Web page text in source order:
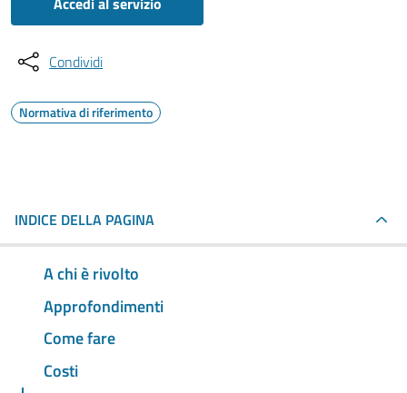
Condividi
Normativa di riferimento
INDICE DELLA PAGINA
A chi è rivolto
Approfondimenti
Come fare
Costi